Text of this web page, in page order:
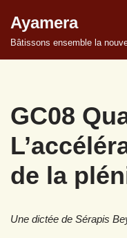
Aller
Ayamera
Bâtissons ensemble la
GC08
de la
Une dictée de Sérapis